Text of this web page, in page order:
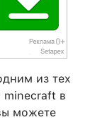
из тех
minecraft в
можете